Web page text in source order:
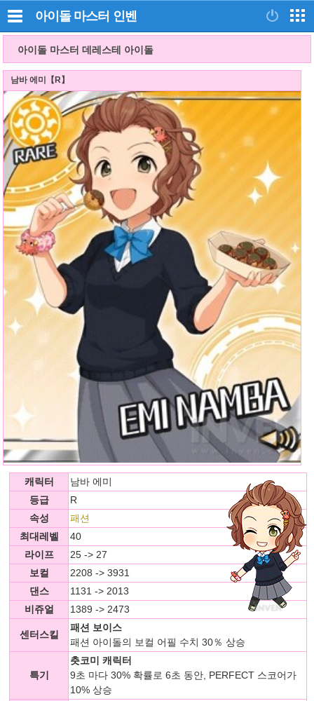
아이돌 마스터 인벤
아이돌 마스터 데레스테 아이돌
남바 에미【R】
캐릭터
남바 에미
등급
R
속성
패션
최대레벨
40
라이프
25 -> 27
보컬
2208 -> 3931
댄스
1131 -> 2013
비쥬얼
1389 -> 2473
센터스킬
패션 보이스
패션 아이돌의 보컬 어필 수치 30％ 상승
특기
츳코미 캐릭터
9초 마다 30% 확률로 6초 동안, PERFECT 스코어가
10% 상승